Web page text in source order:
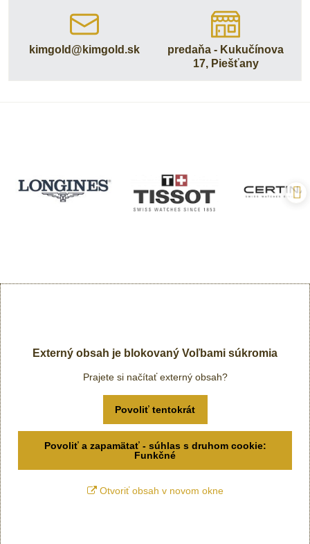
kimgold​@kimgold​.sk
predaňa - Kukučínova
17, Piešťany
Externý obsah je blokovaný Voľbami súkromia
Prajete si načítať externý obsah?
Povoliť tentokrát
Povoliť a zapamätať - súhlas s druhom cookie:
Funkčné
Otvoriť obsah v novom okne